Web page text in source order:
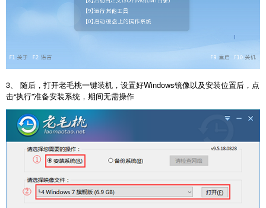
3、 随后，打开老毛桃一键装机，设置好Windows镜像以及安装位置后，点
击“执行”准备安装系统，期间无需操作